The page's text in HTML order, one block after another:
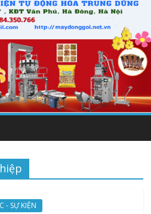
- SỰ KIỆN